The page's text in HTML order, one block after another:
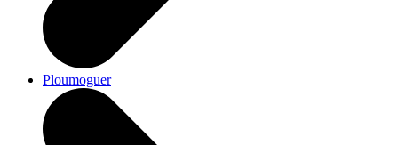
Ploumoguer